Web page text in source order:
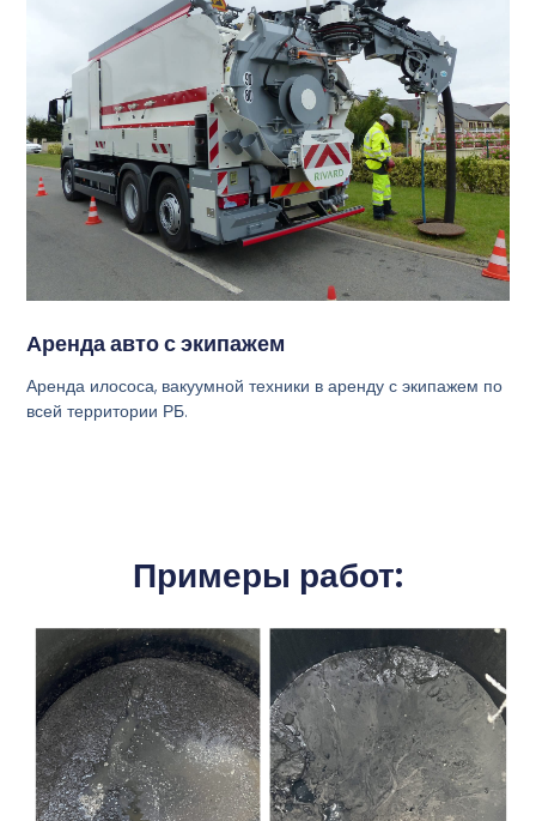
Аренда авто с экипажем
Аренда илососа, вакуумной техники в аренду с экипажем по
всей территории РБ.
Примеры работ: